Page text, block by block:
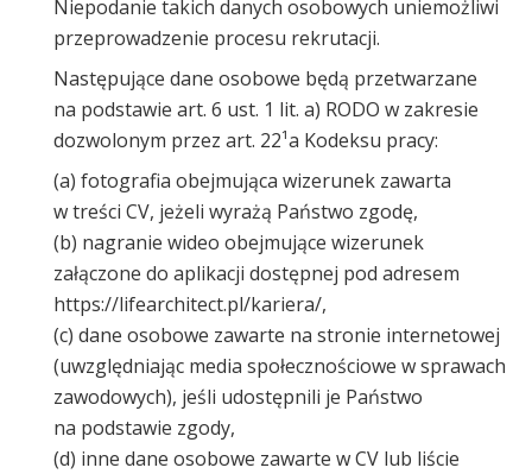
Niepodanie takich danych osobowych uniemożliwi
przeprowadzenie procesu rekrutacji.
Następujące dane osobowe będą przetwarzane
na podstawie art. 6 ust. 1 lit. a) RODO w zakresie
dozwolonym przez art. 22¹a Kodeksu pracy:
(a) fotografia obejmująca wizerunek zawarta
w treści CV, jeżeli wyrażą Państwo zgodę,
(b) nagranie wideo obejmujące wizerunek
załączone do aplikacji dostępnej pod adresem
https://lifearchitect.pl/kariera/,
(c) dane osobowe zawarte na stronie internetowej
(uwzględniając media społecznościowe w sprawach
zawodowych), jeśli udostępnili je Państwo
na podstawie zgody,
(d) inne dane osobowe zawarte w CV lub liście